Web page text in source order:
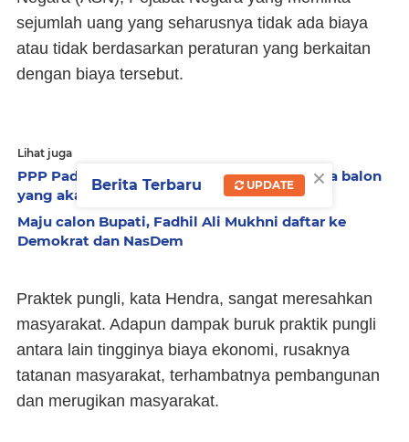
sejumlah uang yang seharusnya tidak ada biaya
atau tidak berdasarkan peraturan yang berkaitan
dengan biaya tersebut.
Lihat juga
PPP Padang Pariaman sudah kantongi nama balon
yang akan diusung di Pilkada
Maju calon Bupati, Fadhil Ali Mukhni daftar ke
Demokrat dan NasDem
Praktek pungli, kata Hendra, sangat meresahkan
masyarakat. Adapun dampak buruk praktik pungli
antara lain tingginya biaya ekonomi, rusaknya
tatanan masyarakat, terhambatnya pembangunan
dan merugikan masyarakat.
×
Berita Terbaru UPDATE